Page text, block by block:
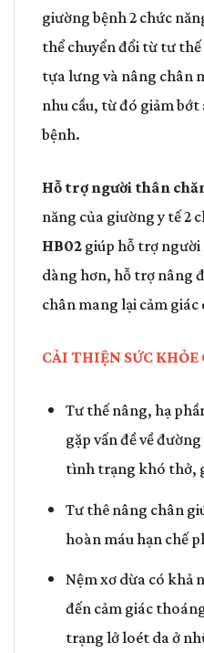
giường bệnh 2 chức
thể chuyển đổi từ tư
tựa lưng và nâng chân
nhu cầu, từ đó giảm
bệnh.
Hỗ trợ người thân
năng của giường y tế 2
HB02 giúp hỗ trợ người
dàng hơn, hỗ trợ nâng
chân mang lại cảm
CẢI THIỆN SỨC
Tư thế nâng, hạ
gặp vấn đề về
tình trạng khó thở,
Tư thê nâng chân
hoàn máu hạn chế
Nệm xơ dừa có khả
đến cảm giác
trạng lở loét da ở